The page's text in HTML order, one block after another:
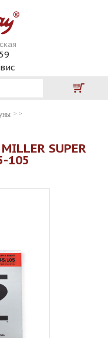
SUPER
105